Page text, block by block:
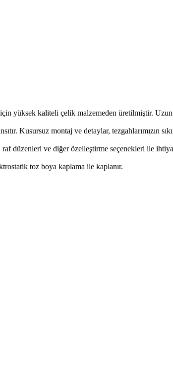
yüksek kaliteli çelik malzemeden üretilmiştir.
Kusursuz montaj ve detaylar, tezgahlarımızın
düzenleri ve diğer özelleştirme seçenekleri ile
toz boya kaplama ile kaplanır.